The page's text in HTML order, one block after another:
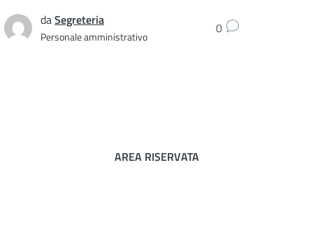
daSegreteria
Personale amministrativo 0
AREA RISERVATA